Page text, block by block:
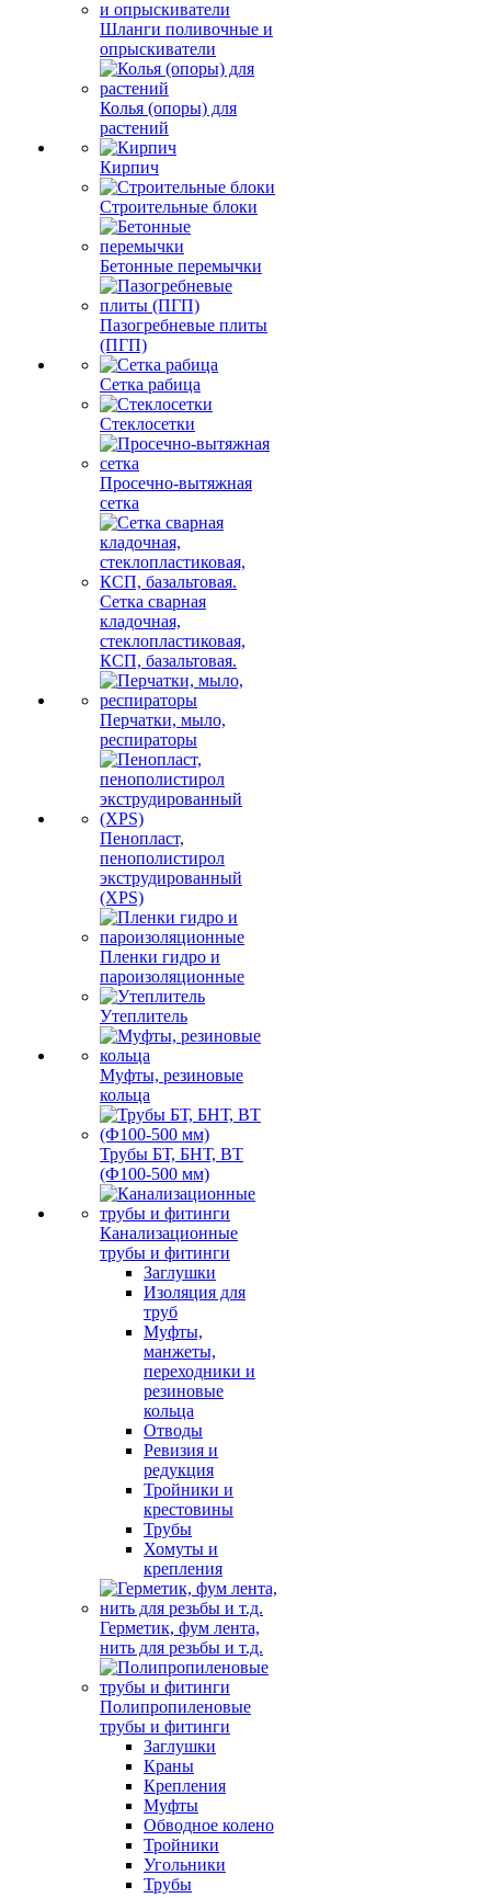
Шланги поливочные и
опрыскиватели
Колья (опоры) для
растений
Кирпич
Строительные блоки
Бетонные перемычки
Пазогребневые плиты
(ПГП)
Сетка рабица
Стеклосетки
Просечно-вытяжная
сетка
Сетка сварная
кладочная,
стеклопластиковая,
КСП, базальтовая.
Перчатки, мыло,
респираторы
Пенопласт,
пенополистирол
экструдированный
(XPS)
Пленки гидро и
пароизоляционные
Утеплитель
Муфты, резиновые
кольца
Трубы БТ, БНТ, ВТ
(Ф100-500 мм)
Канализационные
трубы и фитинги
Заглушки
Изоляция для
труб
Муфты,
манжеты,
переходники и
резиновые
кольца
Отводы
Ревизия и
редукция
Тройники и
крестовины
Трубы
Хомуты и
крепления
Герметик, фум лента,
нить для резьбы и т.д.
Полипропиленовые
трубы и фитинги
Заглушки
Краны
Крепления
Муфты
Обводное колено
Тройники
Угольники
Трубы